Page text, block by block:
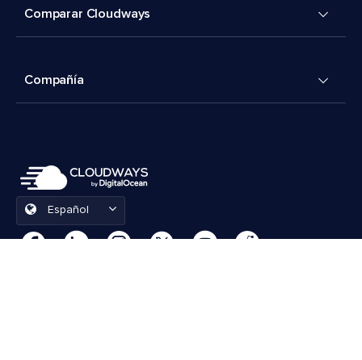
Comparar Cloudways
Compañía
Español